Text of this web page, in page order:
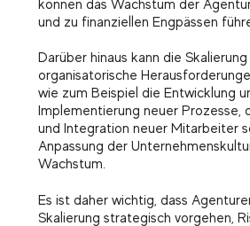
können das Wachstum der
und zu finanziellen Engpässen
Darüber hinaus kann die Skalierung
organisatorische
wie zum Beispiel die Entwicklung
Implementierung neuer Prozesse,
und Integration neuer Mitarbeiter
Anpassung der
Wachstum.
Es ist daher wichtig, dass
Skalierung strategisch vorgehen,